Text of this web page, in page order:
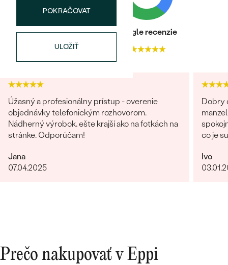
Bestsellery
OBJAVIŤ
POKRAČOVAT
ULOŽIŤ
Heuréka recenzie
4.9
Google recenzie
Úžasný a profesionálny prístup - overenie
objednávky telefonickým rozhovorom.
Nádherný výrobok, ešte krajší ako na fotkách na
stránke. Odporúčam!
Jana
07.04.2025
Dobry
co je
fotka
Ivo
Prečo nakupovať v Eppi